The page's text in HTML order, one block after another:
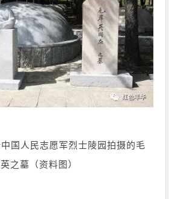
国人民志愿军烈士陵园拍摄的毛
之墓（资料图）